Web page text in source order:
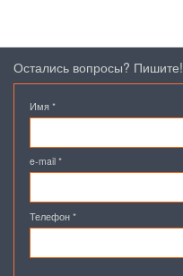
Остались вопросы? Пишите!
Имя *
e-mail *
Телефон *